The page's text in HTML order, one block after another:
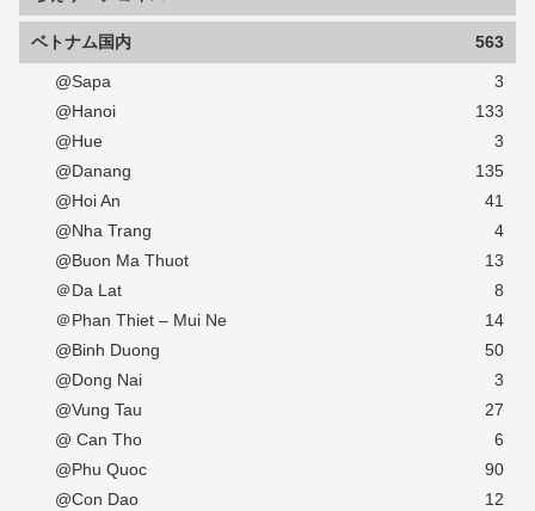
ベトナム国内 563
@Sapa
3
@Hanoi
133
@Hue
3
@Danang
135
@Hoi An
41
@Nha Trang
4
@Buon Ma Thuot
13
＠Da Lat
8
＠Phan Thiet – Mui Ne
14
@Binh Duong
50
@Dong Nai
3
@Vung Tau
27
@ Can Tho
6
@Phu Quoc
90
@Con Dao
12